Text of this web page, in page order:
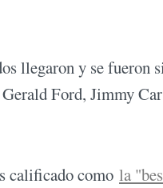
llegaron y se fueron
Ford, Jimmy
calificado como la